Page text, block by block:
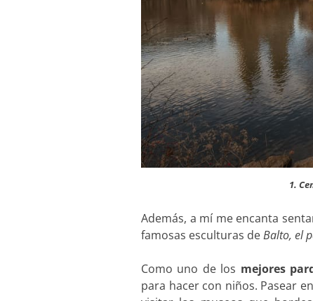
1.
Además, a mí me encanta
famosas esculturas deBalto, el
Como uno de los mejores
para hacer con niños. Pasear